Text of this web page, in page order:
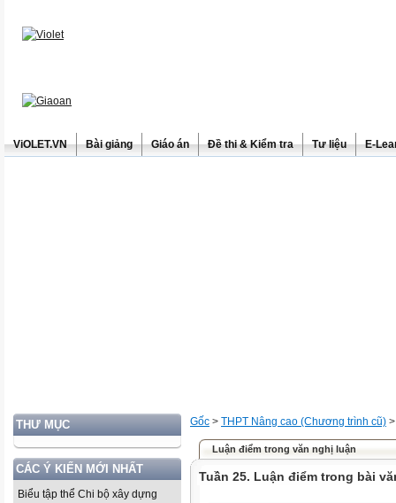
ViOLET.VN Bài giảng Giáo án Đề thi & Kiểm tra Tư liệu E-
THƯ MỤC
CÁC Ý KIẾN MỚI NHẤT
Biểu tập thể Chi bộ xây dựng
Gốc > THPT Nâng cao (Chương trình cũ)
Luận điểm trong văn nghị luận
Tuần 25. Luận điểm trong bài